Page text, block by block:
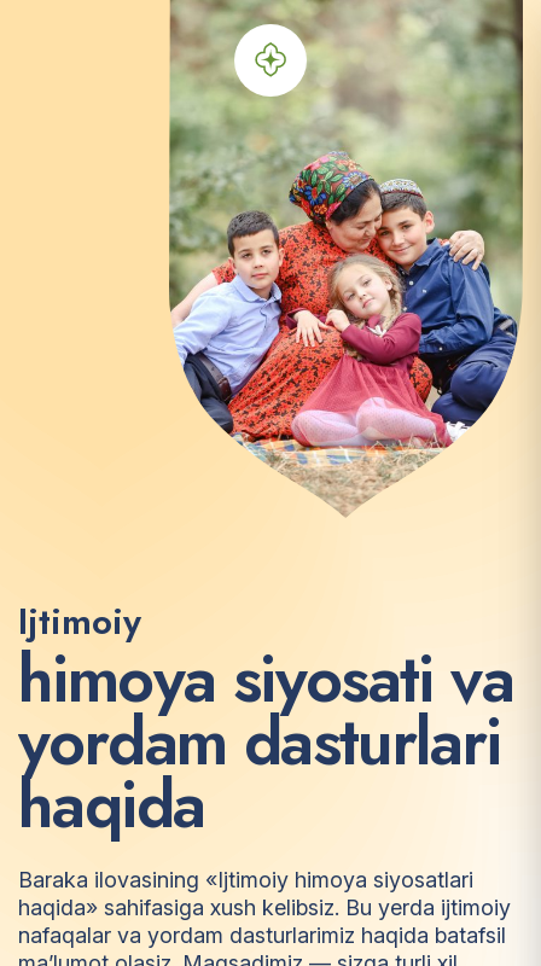
Ijtimoiy
himoya siyosati va
yordam dasturlari
haqida
Baraka ilovasining «Ijtimoiy himoya siyosatlari
haqida» sahifasiga xush kelibsiz. Bu yerda ijtimoiy
nafaqalar va yordam dasturlarimiz haqida batafsil